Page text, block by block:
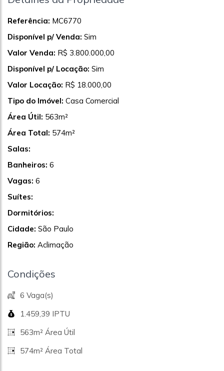
Referência: MC6770
Disponível p/ Venda: Sim
Valor Venda: R$ 3.800.000,00
Disponível p/ Locação: Sim
Valor Locação: R$ 18.000,00
Tipo do Imóvel: Casa Comercial
Área Útil: 563m²
Área Total: 574m²
Salas:
Banheiros: 6
Vagas: 6
Suítes:
Dormitórios:
Cidade: São Paulo
Região: Aclimação
Condições
6 Vaga(s)
1.459,39 IPTU
563m² Área Útil
574m² Área Total